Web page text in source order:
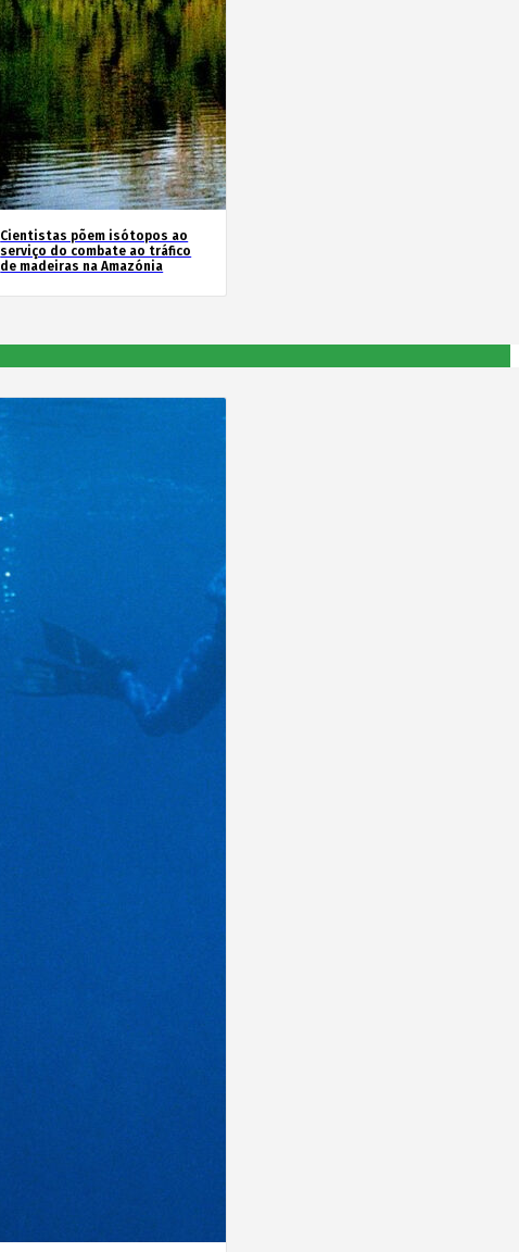
Cientistas põem isótopos ao
serviço do combate ao tráfico
de madeiras na Amazónia